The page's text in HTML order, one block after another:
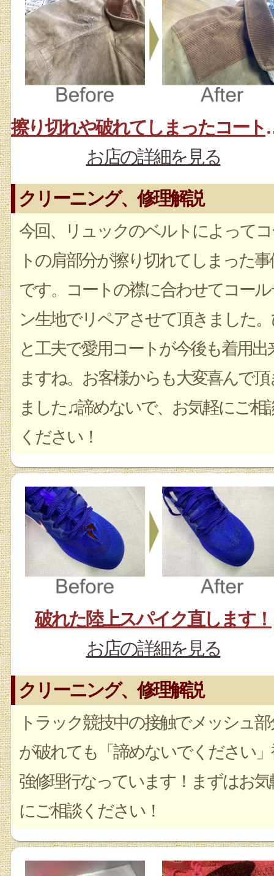
擦り切れ
お店の詳細を見る
クリーニング、修理解説
今回、リュックのベルトによって
トの肩部分が擦り切れてしまった事
です。コートの襟に合わせてコー
ン生地でリペアさせて頂きました
と工夫で愛用コートが今後も着用出
ますね。お客様からも大変喜んで頂
ました♫諦めないで、お気軽にご相
ください！
破れた陸上スパイク直します！
お店の詳細を見る
クリーニング、修理解説
トラック競技中の接触でメッシュ部
が破れても「諦めないでください
強修理行なっています！まずはお気
にご相談ください！